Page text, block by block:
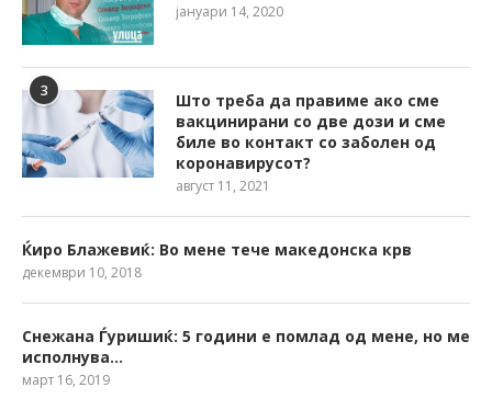
јануари 14, 2020
3
Што треба да правиме ако сме
вакцинирани со две дози и сме
биле во контакт со заболен од
коронавирусот?
август 11, 2021
Ќиро Блажевиќ: Во мене тече македонска крв
декември 10, 2018
Снежана Ѓуришиќ: 5 години е помлад од мене, но ме
исполнува…
март 16, 2019